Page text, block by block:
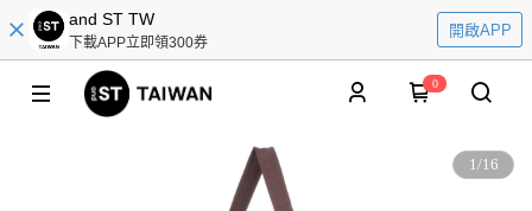
and ST TW
下載APP立即領300券
開啟APP
0
1/16